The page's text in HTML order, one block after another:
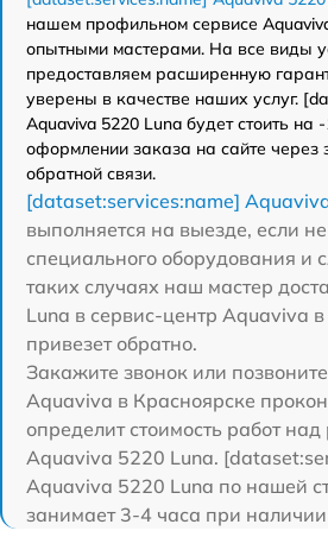
нашем профильном сервисе
опытными мастерами. На все виды
предоставляем расширенную
уверены в качестве наших услуг.
Aquaviva 5220 Luna будет стоить
оформлении заказа на сайте через
обратной связи.
[dataset:services:name]
выполняется на выезде, если не
специального оборудования и
таких случаях наш мастер
Luna в сервис-центр Aquaviva
привезет обратно.
Закажите звонок или
Aquaviva в Красноярске
определит стоимость работ
Aquaviva 5220 Luna.
Aquaviva 5220 Luna по нашей
занимает 3-4 часа при наличии